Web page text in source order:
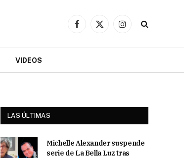
Facebook
X
Instagram
VIDEOS
LAS ÚLTIMAS
Michelle Alexander suspende
serie de La Bella Luz tras